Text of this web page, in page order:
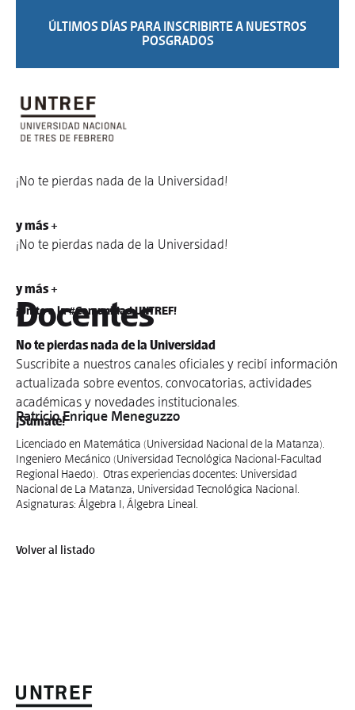
ÚLTIMOS DÍAS PARA INSCRIBIRTE A NUESTROS
POSGRADOS
¡No te pierdas nada de la Universidad!
y más +
¡No te pierdas nada de la Universidad!
y más +
¡Unite a la #Comunidad UNTREF!
No te pierdas nada de la Universidad
Suscribite a nuestros canales oficiales y recibí información
actualizada sobre eventos, convocatorias, actividades
académicas y novedades institucionales.
¡Sumate!
Docentes
Patricio Enrique Meneguzzo
Licenciado en Matemática (Universidad Nacional de la Matanza).
Ingeniero Mecánico (Universidad Tecnológica Nacional-Facultad
Regional Haedo). Otras experiencias docentes: Universidad
Nacional de La Matanza, Universidad Tecnológica Nacional.
Asignaturas: Álgebra I, Álgebra Lineal.
Volver al listado